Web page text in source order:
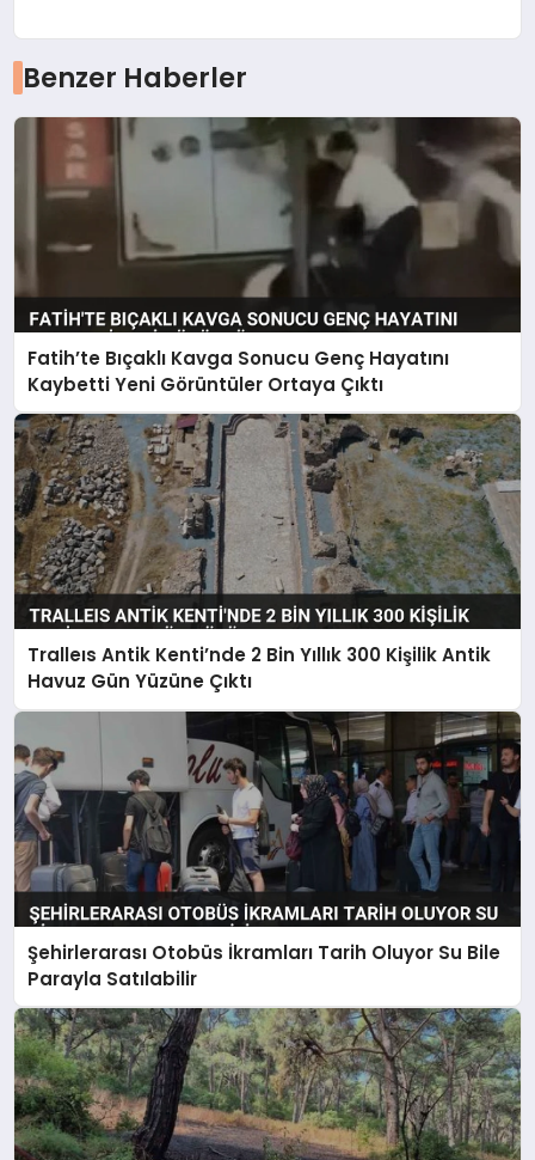
Benzer Haberler
Fatih’te Bıçaklı Kavga Sonucu Genç Hayatını
Kaybetti Yeni Görüntüler Ortaya Çıktı
Tralleıs Antik Kenti’nde 2 Bin Yıllık 300 Kişilik Antik
Havuz Gün Yüzüne Çıktı
Şehirlerarası Otobüs İkramları Tarih Oluyor Su Bile
Parayla Satılabilir